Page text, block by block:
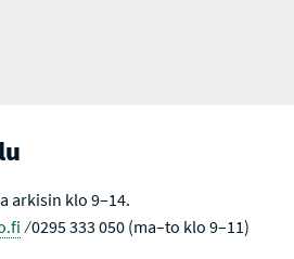
arkisin klo 9–14.
⁄ 0295 333 050 (ma–to klo 9–11)